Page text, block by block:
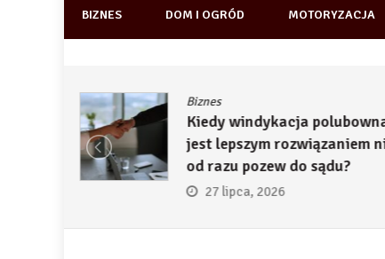
BIZNES DOM I OGRÓD MOTORYZACJA
Biznes
Kiedy windykacja
jest lepszym rozwiązaniem
od razu pozew do sądu?
27 lipca, 2026